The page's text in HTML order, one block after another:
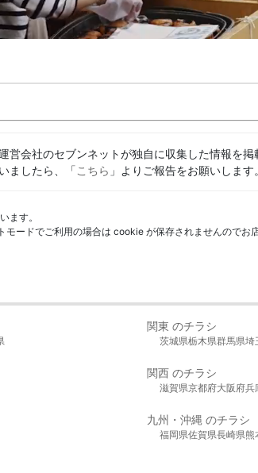
営会社のセブンネットが独自に収集した情報を
ましたら、「こちら 」よりご報告をお願いします。
ます。
ードでご利用の場合は cookie が保存されませんのでお
関東 のチラシ
茨城県栃木県群馬県埼
関西 のチラシ
滋賀県京都府大阪府兵
九州・沖縄 のチラシ
福岡県佐賀県長崎県熊